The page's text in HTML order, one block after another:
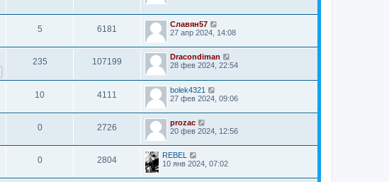
5 6181
Славян57
27 апр 2024, 14:08
235 107199
Dracondiman
28 фев 2024, 22:54
10 4111
bolek4321
27 фев 2024, 09:06
0 2726
prozac
20 фев 2024, 12:56
0 2804
REBEL
10 янв 2024, 07:02